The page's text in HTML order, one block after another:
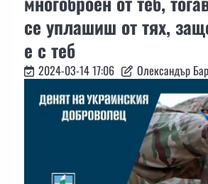
се уплашиш от тях,
е с теб
2024-03-14 17:06 Олександър